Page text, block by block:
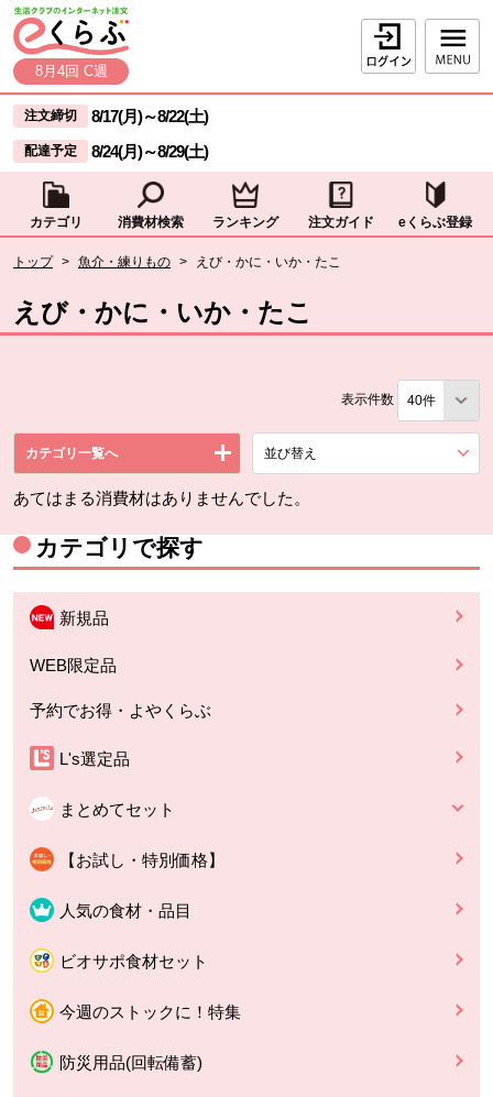
ページの先頭です。
本文へジャンプする。
8月4回 C週
ログイン
ここからサイト内共通メニューです。
サイト内共通メニューをスキップする
注文締切 8/17(月)～8/22(土)
配達予定 8/24(月)～8/29(土)
カテゴリ 消費材検索 ランキング 注文ガイド eくらぶ登録
トップ > 魚介・練りもの > えび・かに・いか・たこ
えび・かに・いか・たこ
表示件数
カテゴリ一覧へ 並び替え
あてはまる消費材はありませんでした。
カテゴリで探す
新規品
WEB限定品
予約でお得・よやくらぶ
L's選定品
まとめてセット
【お試し・特別価格】
人気の食材・品目
ビオサポ食材セット
今週のストックに！特集
防災用品(回転備蓄)